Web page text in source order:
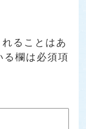
ることはあ
る欄は必須項